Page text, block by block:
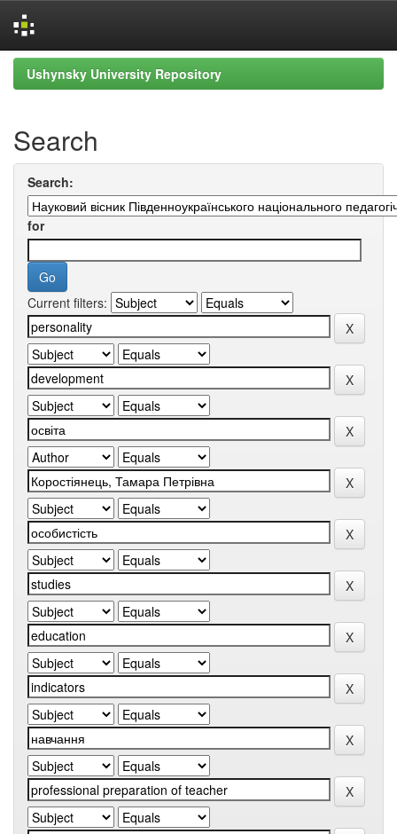
Skip
navigation
Ushynsky University Repository
Search
Search:
for
Current filters: